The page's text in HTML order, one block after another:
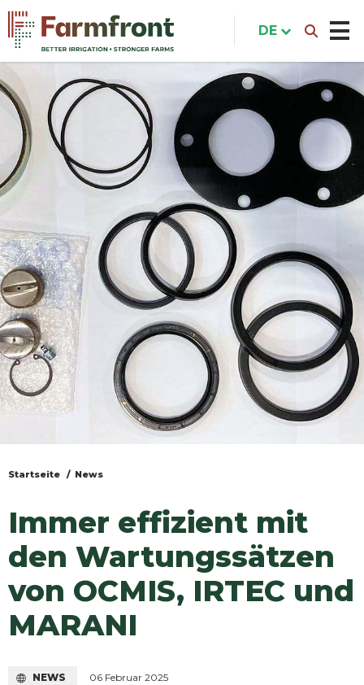
Direkt
zum
Inhalt
Sie
hier
Startseite News
Immer effizient mit
den Wartungssätzen
von OCMIS, IRTEC und
MARANI
NEWS 06 Februar 2025
DE